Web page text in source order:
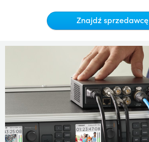
Singapore
Chinese Taipei
Turkey
Znajdź sprzedawcę